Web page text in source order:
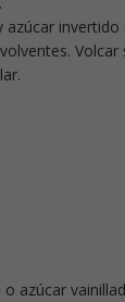
azúcar
azúcar